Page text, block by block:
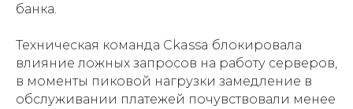
банка.
Техническая команда Ckassa блокировала
влияние ложных запросов на работу серверов,
в моменты пиковой нагрузки замедление в
обслуживании платежей почувствовали менее